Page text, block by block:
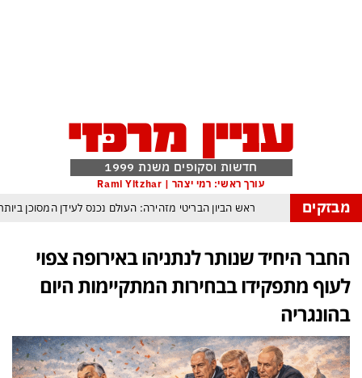
חדשות וסקופים משנת 1999
עורך ראשי: רמי יצהר | Rami Yitzhar
מבזקים ראש הביון הבריטי מזהירה: העולם נכנס לעידן המסוכן
איטליה בוערת: 27 הערים הגדולות בכוננות אדומה קייב
דיווח אמריקני: לצבא אוזלות פצצות מדויקות להתקפה ומיירטים להגנה –
טראמפ, א-סיסי, ארדואן ושליט
החבר היחיד שנותר לנתניהו באירופה צפוי
לעוף מתפקידו בבחירות המתקיימות היום
בהונגריה